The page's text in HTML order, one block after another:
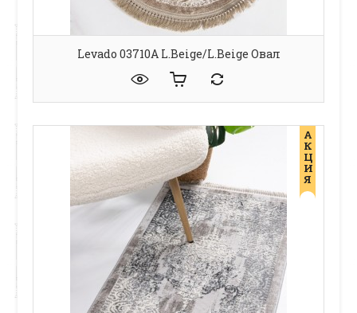
Levado 03710A L.Beige/L.Beige Овал
А
К
Ц
И
Я